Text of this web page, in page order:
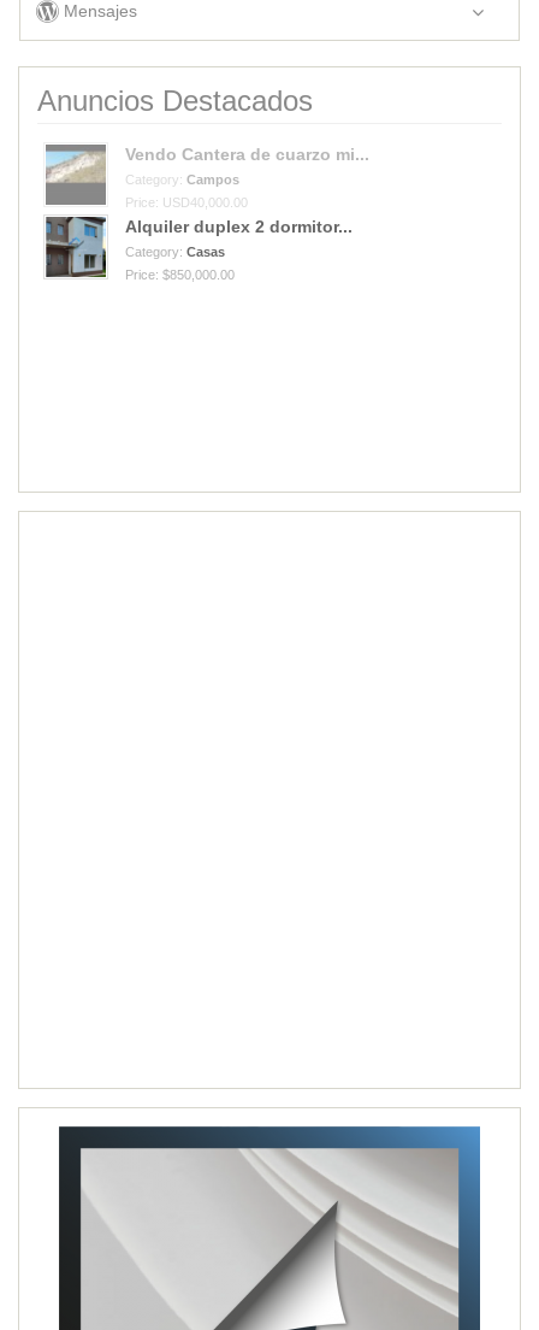
Mensajes
Anuncios Destacados
Vendo Cantera de cuarzo mi...
Category: Campos
Price: USD40,000.00
Alquiler duplex 2 dormitor...
Category: Casas
Price: $850,000.00